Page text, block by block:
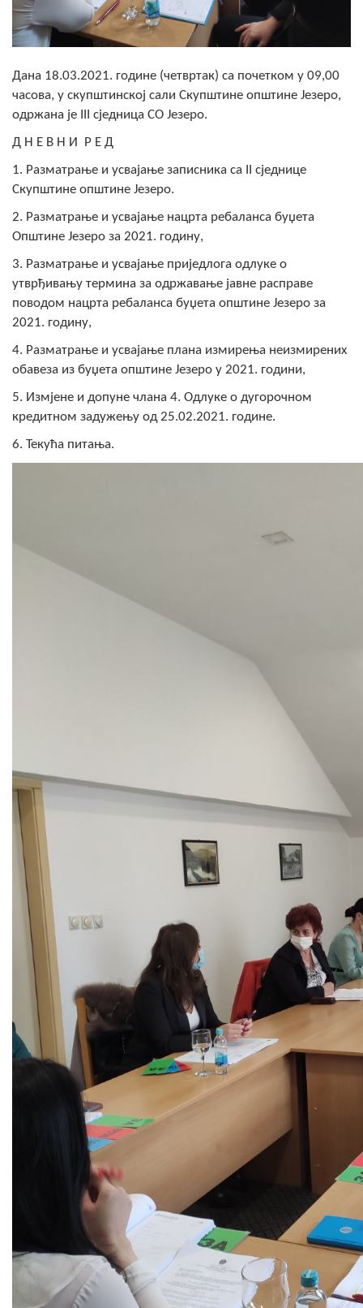
ИНФО
Вијести
Активности
Јавни позиви
Заштита од пожара
COVID 19
Геоистраживања
ФИНАНСИЈЕ
Пољопривреда
Туризам
Спорт
Дана 18.03.2021. године (четвртак) са почетком у 09,00
часова, у скупштинској сали Скупштине општине Језеро,
одржана је III сједница СО Језеро.
Д Н Е В Н И Р Е Д
1. Разматрање и усвајање записника са II сједнице
Скупштине општине Језеро.
2. Разматрање и усвајање нацрта ребаланса буџета
Општине Језеро за 2021. годину,
3. Разматрање и усвајање приједлога одлуке о
утврђивању термина за одржавање јавне расправе
поводом нацрта ребаланса буџета општине Језеро за
2021. годину,
4. Разматрање и усвајање плана измирења неизмирених
обавеза из буџета општине Језеро у 2021. години,
5. Измјене и допуне члана 4. Одлуке о дугорочном
кредитном задужењу од 25.02.2021. године.
6. Текућа питања.